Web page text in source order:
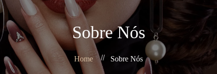
Sobre Nós
Home Sobre Nós